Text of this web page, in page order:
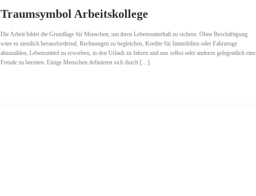
Traumsymbol Arbeitskollege
Die Arbeit bildet die Grundlage für Menschen, um ihren Lebensunterhalt zu sichern. Ohne Beschäftigung
wäre es ziemlich herausfordernd, Rechnungen zu begleichen, Kredite für Immobilien oder Fahrzeuge
abzuzahlen, Lebensmittel zu erwerben, in den Urlaub zu fahren und uns selbst oder anderen gelegentlich eine
Freude zu bereiten. Einige Menschen definieren sich durch […]